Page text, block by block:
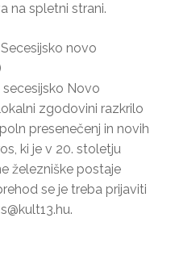
na spletni strani.
novo
Novo
zgodovini razkrilo
presenečenj in novih
ki je v 20. stoletju
železniške postaje
se je treba prijaviti